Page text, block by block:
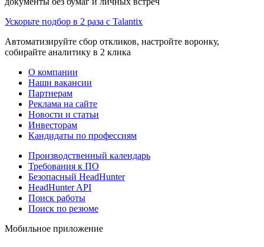
Ускорьте подбор в 2 раза с Talantix
Автоматизируйте сбор откликов, настройте воронку,
собирайте аналитику в 2 клика
О компании
Наши вакансии
Партнерам
Реклама на сайте
Новости и статьи
Инвесторам
Кандидаты по профессиям
Производственный календарь
Требования к ПО
Безопасный HeadHunter
HeadHunter API
Поиск работы
Поиск по резюме
Мобильное приложение